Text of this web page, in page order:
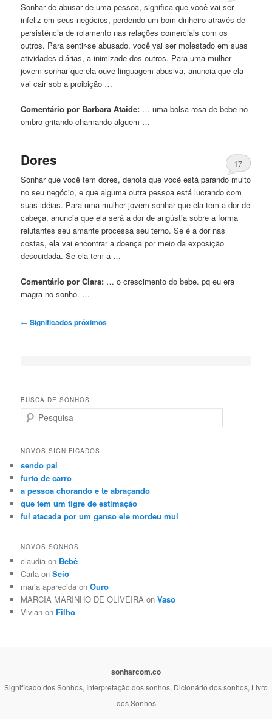
Sonhar de abusar de uma pessoa, significa que você vai ser
infeliz em seus negócios, perdendo um bom dinheiro através de
persistência de rolamento nas relações comerciais com os
outros. Para sentir-se abusado, você vai ser molestado em suas
atividades diárias, a inimizade dos outros. Para uma mulher
jovem sonhar que ela ouve linguagem abusiva, anuncia que ela
vai cair sob a proibição …
Comentário por Barbara Ataide: … uma bolsa rosa debebe no
ombro gritando chamando alguem …
Dores
17
Sonhar que você tem dores, denota que você está parando muito
no seu negócio, e que alguma outra pessoa está lucrando com
suas idéias. Para uma mulher jovem sonhar que ela tem a dor de
cabeça, anuncia que ela será a dor de angústia sobre a forma
relutantes seu amante processa seu terno. Se é a dor nas
costas, ela vai encontrar a doença por meio da exposição
descuidada. Se ela tem a …
Comentário por Clara: … o crescimento dobebe. pq eu era
magra no sonho. …
Post navigation
← Significados próximos
BUSCA DE SONHOS
Search
NOVOS SIGNIFICADOS
sendo pai
furto de carro
a pessoa chorando e te abraçando
que tem um tigre de estimação
fui atacada por um ganso ele mordeu mui
NOVOS SONHOS
claudia on Bebê
Carla onSeio
maria aparecida onOuro
MARCIA MARINHO DE OLIVEIRA onVaso
Vivian on Filho
sonharcom.co
Significado dos Sonhos, Interpretação dos sonhos, Dicionário dos sonhos, Livro
dos Sonhos